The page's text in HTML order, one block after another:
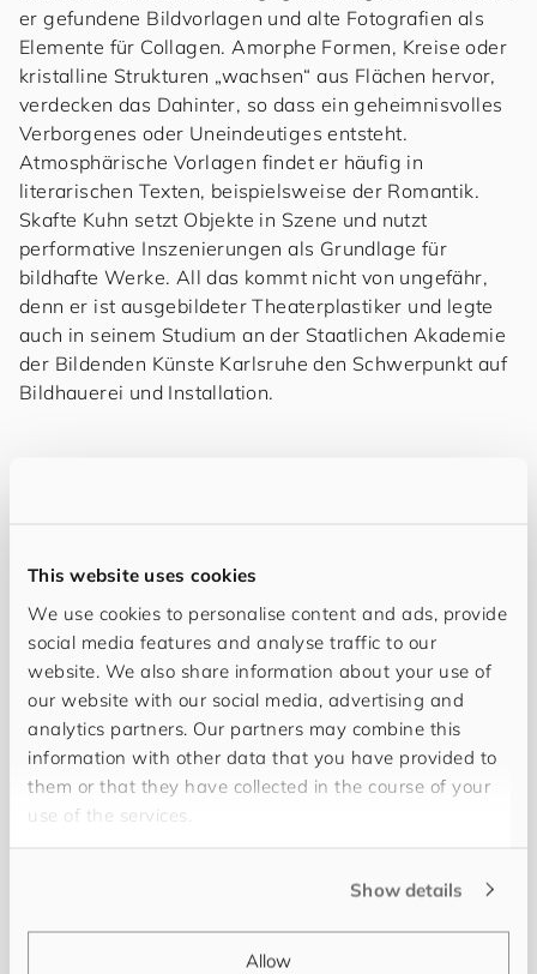
This website uses cookies
We use cookies to personalise content and ads, provide
social media features and analyse traffic to our
website. We also share information about your use of
our website with our social media, advertising and
analytics partners. Our partners may combine this
information with other data that you have provided to
them or that they have collected in the course of your
use of the services.
Show details
Allow
er gefundene Bildvorlagen und alte Fotografien als
Elemente für Collagen. Amorphe Formen, Kreise oder
kristalline Strukturen „wachsen“ aus Flächen hervor,
verdecken das Dahinter, so dass ein geheimnisvolles
Verborgenes oder Uneindeutiges entsteht.
Atmosphärische Vorlagen findet er häufig in
literarischen Texten, beispielsweise der Romantik.
Skafte Kuhn setzt Objekte in Szene und nutzt
performative Inszenierungen als Grundlage für
bildhafte Werke. All das kommt nicht von ungefähr,
denn er ist ausgebildeter Theaterplastiker und legte
auch in seinem Studium an der Staatlichen Akademie
der Bildenden Künste Karlsruhe den Schwerpunkt auf
Bildhauerei und Installation.
Menschen
Folgende Mitarbeiter können Sie bei
dieser Ausstellung treffen